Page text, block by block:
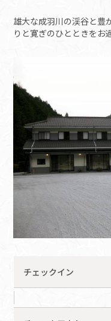
雄大な成羽川の渓谷と豊
りと寛ぎのひとときをお
チェックイン